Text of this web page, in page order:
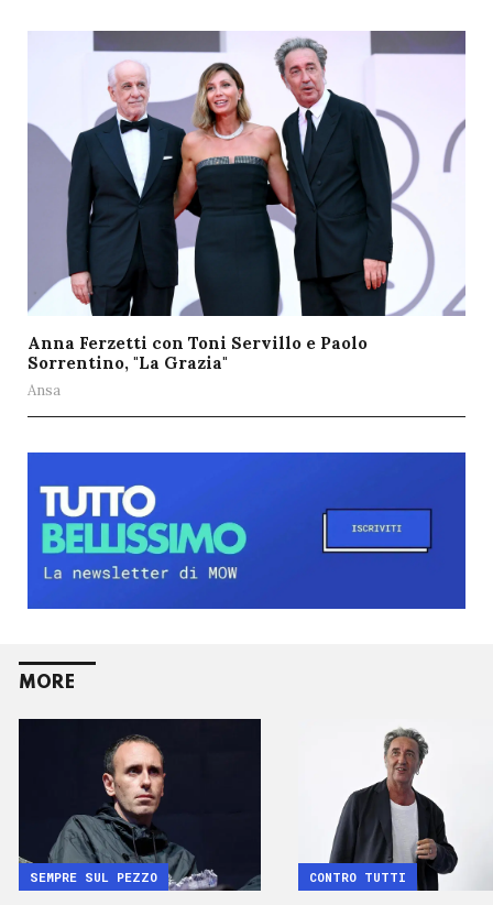
Anna Ferzetti con Toni Servillo e Paolo
Sorrentino, "La Grazia"
Ansa
MORE
SEMPRE SUL PEZZO CONTRO TUTTI